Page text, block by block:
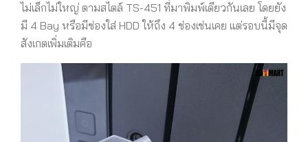
ไม่เล็กไม่ใหญ่ ตามสไตล์ TS-451 ที่มาพิมพ์เดียวกันเลย โดยยัง
มี 4 Bay หรือมีช่องใส่ HDD ให้ถึง 4 ช่องเช่นเคย แต่รอบนี้มีจุด
สังเกตเพิ่มเติมคือ